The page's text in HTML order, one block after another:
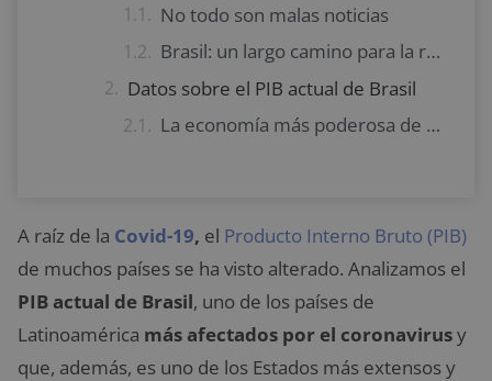
No todo son malas noticias
Brasil: un largo camino para la recuperación económica
Datos sobre el PIB actual de Brasil
La economía más poderosa de América Latina
A raíz de la Covid-19, el Producto Interno Bruto (PIB)
de muchos países se ha visto alterado. Analizamos el
PIB actual de Brasil, uno de los países de
Latinoamérica más afectados por el coronavirusy
que, además, es uno de los Estados más extensos y